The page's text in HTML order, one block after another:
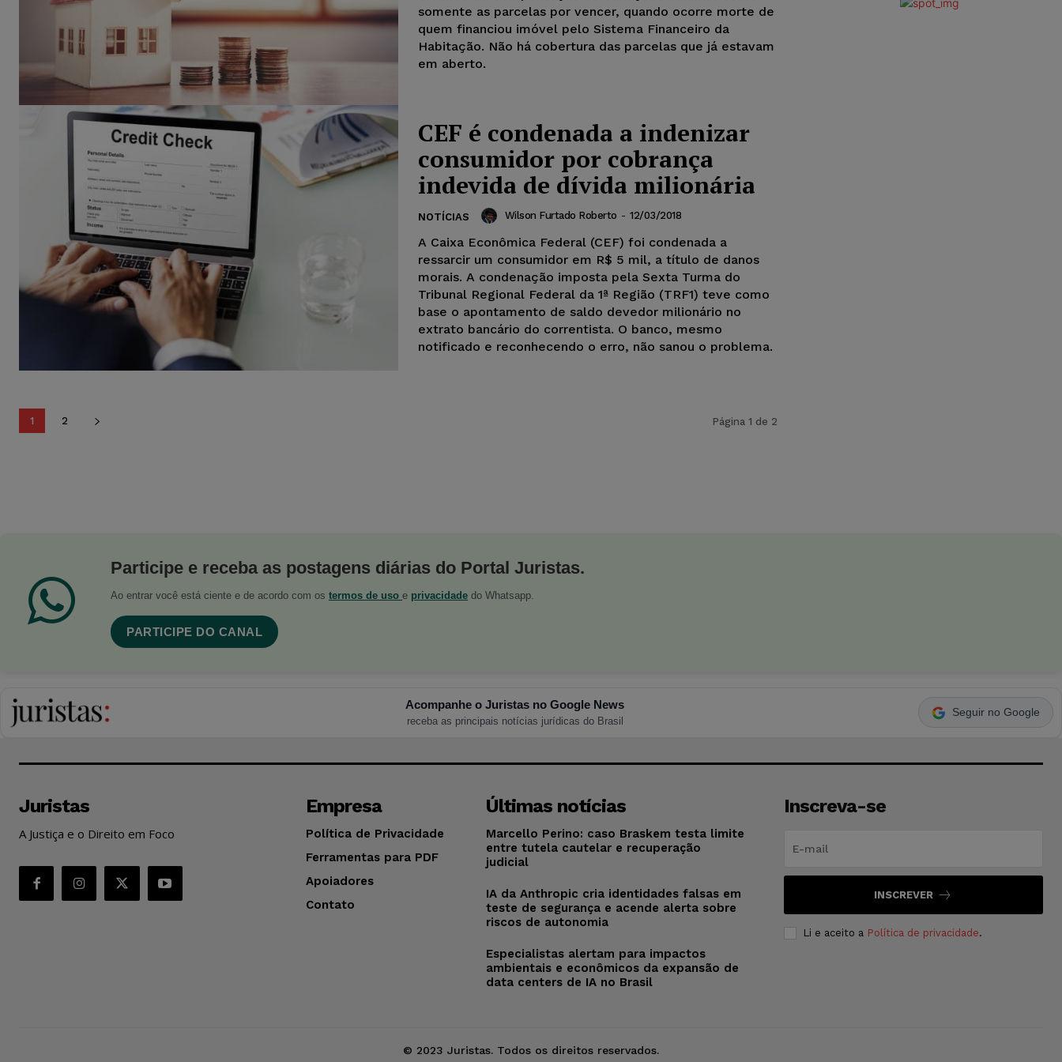
somente as parcelas por vencer, quando ocorre morte de
quem financiou imóvel pelo Sistema Financeiro da
Habitação. Não há cobertura das parcelas que já estavam
em aberto.
CEF é condenada a indenizar
consumidor por cobrança
indevida de dívida milionária
NOTÍCIAS Wilson Furtado Roberto - 12/03/2018
A Caixa Econômica Federal (CEF) foi condenada a
ressarcir um consumidor em R$ 5 mil, a título de danos
morais. A condenação imposta pela Sexta Turma do
Tribunal Regional Federal da 1ª Região (TRF1) teve como
base o apontamento de saldo devedor milionário no
extrato bancário do correntista. O banco, mesmo
notificado e reconhecendo o erro, não sanou o problema.
1 2 Página 1 de 2
Participe e receba as postagens diárias do Portal Juristas.
Ao entrar você está ciente e de acordo com os termos de uso e privacidade do Whatsapp.
PARTICIPE DO CANAL
Acompanhe o Juristas no Google News
receba as principais notícias jurídicas do Brasil
Seguir no Google
Juristas
A Justiça e o Direito em Foco
Empresa
Política de Privacidade
Ferramentas para PDF
Apoiadores
Contato
Últimas notícias
Marcello Perino: caso Braskem testa limite
entre tutela cautelar e recuperação
judicial
IA da Anthropic cria identidades falsas em
teste de segurança e acende alerta sobre
riscos de autonomia
Especialistas alertam para impactos
ambientais e econômicos da expansão de
data centers de IA no Brasil
Inscreva-se
INSCREVER
Li e aceito a Política de privacidade.
© 2023 Juristas. Todos os direitos reservados.